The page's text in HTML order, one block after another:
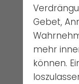
Gebet,
mehr
können.